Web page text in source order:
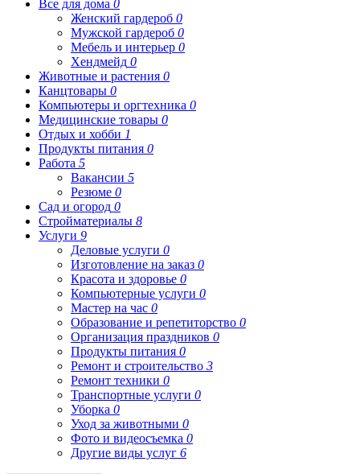
Все для дома 0
Женский гардероб 0
Мужской гардероб 0
Мебель и интерьер 0
Хендмейд 0
Животные и растения 0
Канцтовары 0
Компьютеры и оргтехника 0
Медицинские товары 0
Отдых и хобби 1
Продукты питания 0
Работа 5
Вакансии 5
Резюме 0
Сад и огород 0
Стройматериалы 8
Услуги 9
Деловые услуги 0
Изготовление на заказ 0
Красота и здоровье 0
Компьютерные услуги 0
Мастер на час 0
Образование и репетиторство 0
Организация праздников 0
Продукты питания 0
Ремонт и строительство 3
Ремонт техники 0
Транспортные услуги 0
Уборка 0
Уход за животными 0
Фото и видеосъемка 0
Другие виды услуг 6